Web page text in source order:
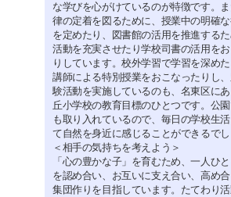
な学びを心がけているのが特徴です。
律の定着を図るために、授業中の明確
を定めたり、図書館の活用を推進する
活動を充実させたり学校司書の活用を
りしています。校外学習で学習を深め
講師による特別授業をおこなったりし
験活動を実施しているのも、名東区に
丘小学校の教育目標のひとつです。公
も取り入れているので、毎日の学校生
て自然を身近に感じることができるでし
＜相手の気持ちを考えよう＞
「心の豊かな子」を育むため、一人ひ
を認め合い、お互いに支え合い、高め
集団作りを目指しています。たてわり